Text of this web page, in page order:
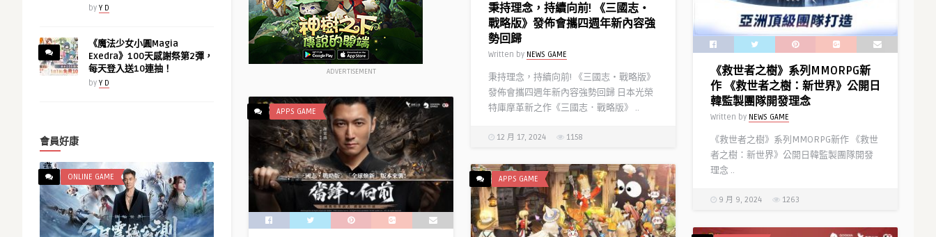
by Y D
《魔法少女小圓Magia
Exedra》100天感謝祭第2彈，
每天登入送10連抽！
by Y D
會員好康
ONLINE GAME
秉持理念，持續向前! 《三國志‧
戰略版》發佈會攜四週年新內容強
勢回歸
Written by NEWS GAME
秉持理念，持續向前! 《三國志‧戰略版》
發佈會攜四週年新內容強勢回歸 日本光榮
特庫摩革新之作《三國志．戰略版》 ..
12 月 17, 2024 1158
ADVERTISEMENT
《救世者之樹》系列MMORPG新
作 《救世者之樹：新世界》公開日
韓監製團隊開發理念
Written by NEWS GAME
《救世者之樹》系列MMORPG新作 《救世
者之樹：新世界》公開日韓監製團隊開發
理念 ..
9 月 9, 2024 1263
APPS GAME
APPS GAME
光榮特庫摩正宗MMO戰略模擬遊
戲『三國志 霸道』 歡慶遊戲開服
滿月 推出限定活動全新武將
Written by NEWS GAME